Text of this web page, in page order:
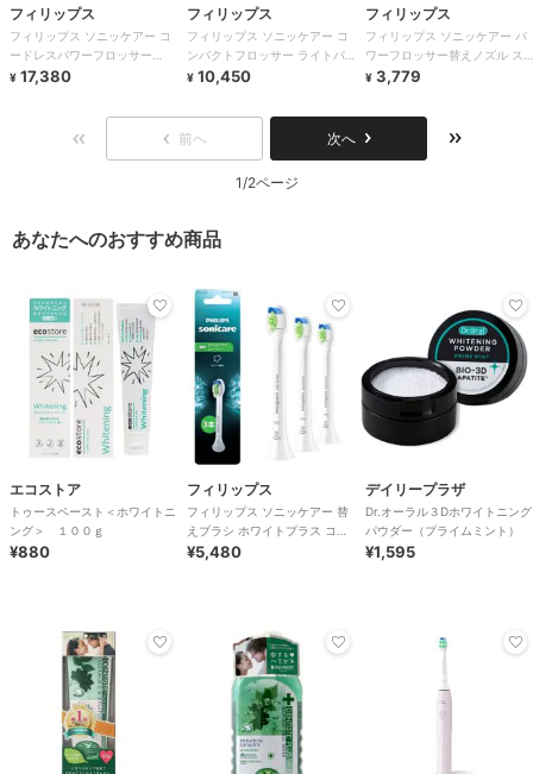
フィリップス
フィリップス ソニッケアー コ
ードレスパワーフロッサー
3000 ミント
¥ 17,380
フィリップス
フィリップス ソニッケアー コ
ンパクトフロッサー ライトパ
ープル
¥ 10,450
フィリップス
フィリップス ソニッケアー パ
ワーフロッサー替えノズル ス
タンダード
¥ 3,779
前へ 次へ
1/2ページ
あなたへのおすすめ商品
エコストア
トゥースペースト＜ホワイトニ
ング＞ １００ｇ
¥880
フィリップス
フィリップス ソニッケアー 替
えブラシ ホワイトプラス コン
パクト 3本組 ホワイト
¥5,480
デイリープラザ
Dr.オーラル３Dホワイトニング
パウダー（プライムミント）
¥1,595